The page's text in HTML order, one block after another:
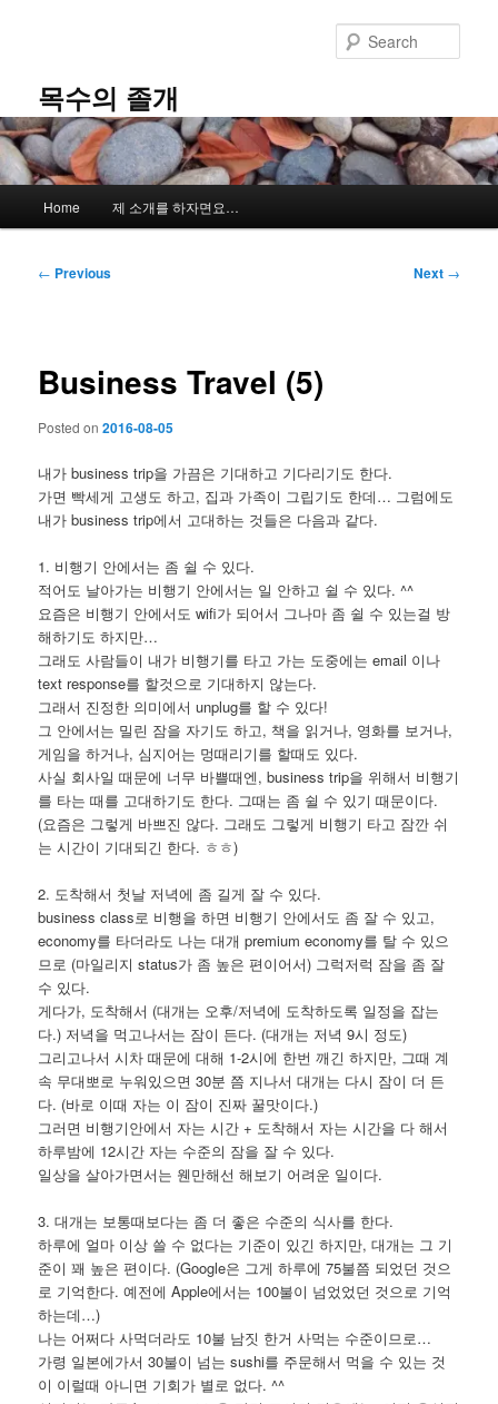
content목수의 졸개
Home 제 소개를 하자면요…
Post
← Previous Next →
Business Travel (5)
Posted on2016-08-05
내가 business trip을 가끔은 기대하고 기다리기도 한다.
가면 빡세게 고생도 하고, 집과 가족이 그립기도 한데… 그럼에도
내가 business trip에서 고대하는 것들은 다음과 같다.
1. 비행기 안에서는 좀 쉴 수 있다.
적어도 날아가는 비행기 안에서는 일 안하고 쉴 수 있다. ^^
요즘은 비행기 안에서도 wifi가 되어서 그나마 좀 쉴 수 있는걸 방
해하기도 하지만…
그래도 사람들이 내가 비행기를 타고 가는 도중에는 email 이나
text response를 할것으로 기대하지 않는다.
그래서 진정한 의미에서 unplug를 할 수 있다!
그 안에서는 밀린 잠을 자기도 하고, 책을 읽거나, 영화를 보거나,
게임을 하거나, 심지어는 멍때리기를 할때도 있다.
사실 회사일 때문에 너무 바쁠때엔, business trip을 위해서 비행기
를 타는 때를 고대하기도 한다. 그때는 좀 쉴 수 있기 때문이다.
(요즘은 그렇게 바쁘진 않다. 그래도 그렇게 비행기 타고 잠깐 쉬
는 시간이 기대되긴 한다. ㅎㅎ)
2. 도착해서 첫날 저녁에 좀 길게 잘 수 있다.
business class로 비행을 하면 비행기 안에서도 좀 잘 수 있고,
economy를 타더라도 나는 대개 premium economy를 탈 수 있으
므로 (마일리지 status가 좀 높은 편이어서) 그럭저럭 잠을 좀 잘
수 있다.
게다가, 도착해서 (대개는 오후/저녁에 도착하도록 일정을 잡는
다.) 저녁을 먹고나서는 잠이 든다. (대개는 저녁 9시 정도)
그리고나서 시차 때문에 대해 1-2시에 한번 깨긴 하지만, 그때 계
속 무대뽀로 누워있으면 30분 쯤 지나서 대개는 다시 잠이 더 든
다. (바로 이때 자는 이 잠이 진짜 꿀맛이다.)
그러면 비행기안에서 자는 시간 + 도착해서 자는 시간을 다 해서
하루밤에 12시간 자는 수준의 잠을 잘 수 있다.
일상을 살아가면서는 웬만해선 해보기 어려운 일이다.
3. 대개는 보통때보다는 좀 더 좋은 수준의 식사를 한다.
하루에 얼마 이상 쓸 수 없다는 기준이 있긴 하지만, 대개는 그 기
준이 꽤 높은 편이다. (Google은 그게 하루에 75불쯤 되었던 것으
로 기억한다. 예전에 Apple에서는 100불이 넘었었던 것으로 기억
하는데…)
나는 어쩌다 사먹더라도 10불 남짓 한거 사먹는 수준이므로…
가령 일본에가서 30불이 넘는 sushi를 주문해서 먹을 수 있는 것
이 이럴때 아니면 기회가 별로 없다. ^^